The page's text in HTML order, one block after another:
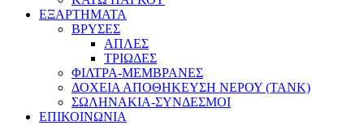
ΕΞΑΡΤΗΜΑΤΑ
ΒΡΥΣΕΣ
ΑΠΛΕΣ
ΤΡΙΩΔΕΣ
ΦΙΛΤΡΑ-ΜΕΜΒΡΑΝΕΣ
ΔΟΧΕΙΑ ΑΠΟΘΗΚΕΥΣΗ ΝΕΡΟΥ (TANK)
ΣΩΛΗΝΑΚΙΑ-ΣΥΝΔΕΣΜΟΙ
ΕΠΙΚΟΙΝΩΝΙΑ